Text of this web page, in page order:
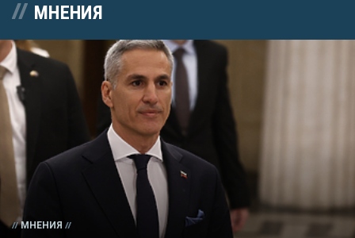
МНЕНИЯ
МНЕНИЯ